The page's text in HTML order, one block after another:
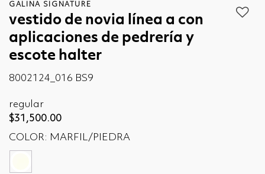
GALINA SIGNATURE
vestido de novia línea a con
aplicaciones de pedrería y
escote halter
8002124_016 BS9
regular
$31,500.00
COLOR: MARFIL/PIEDRA